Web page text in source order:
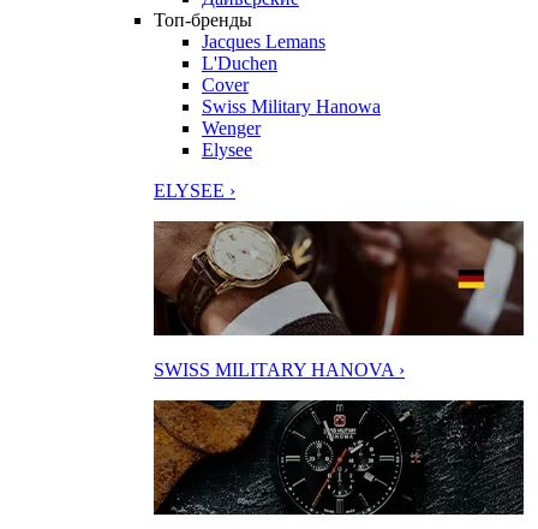
Топ-бренды
Jacques Lemans
L'Duchen
Cover
Swiss Military Hanowa
Wenger
Elysee
ELYSEE ›
SWISS MILITARY HANOVA ›